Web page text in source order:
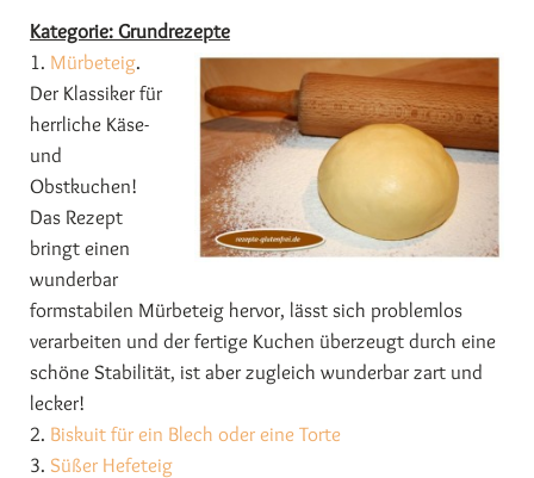
Kategorie: Grundrezepte
1. Mürbeteig.
Der Klassiker für
herrliche Käse-
und
Obstkuchen!
Das Rezept
bringt einen
wunderbar
formstabilen Mürbeteig hervor, lässt sich problemlos
verarbeiten und der fertige Kuchen überzeugt durch eine
schöne Stabilität, ist aber zugleich wunderbar zart und
lecker!
2. Biskuit für ein Blech oder eine Torte
3. Süßer Hefeteig